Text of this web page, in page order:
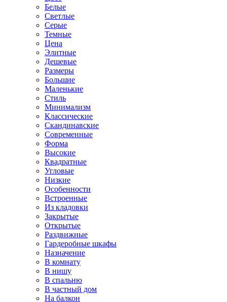
Белые
Светлые
Серые
Темные
Цена
Элитные
Дешевые
Размеры
Большие
Маленькие
Стиль
Минимализм
Классические
Скандинавские
Современные
Форма
Высокие
Квадратные
Угловые
Низкие
Особенности
Встроенные
Из кладовки
Закрытые
Открытые
Раздвижные
Гардеробные шкафы
Назначение
В комнату
В нишу
В спальню
В частный дом
На балкон